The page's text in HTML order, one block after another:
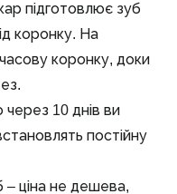
підготовлює зуб
коронку. На
коронку, доки
10 днів ви
постійну
– ціна не дешева,